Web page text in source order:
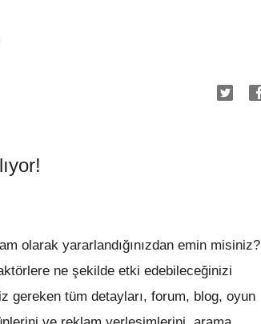
olarak yararlandığınızdan emin misiniz?
ne şekilde etki edebileceğinizi
gereken tüm detayları, forum, blog, oyun